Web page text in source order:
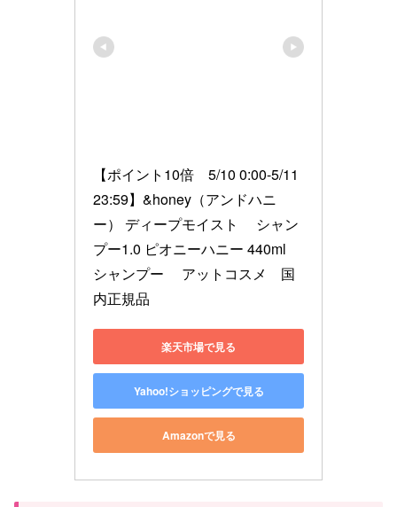
【ポイント10倍　5/10 0:00-5/11
23:59】&honey（アンドハニ
ー） ディープモイスト 　シャン
プー1.0 ピオニーハニー 440ml
シャンプー 　アットコスメ　国
内正規品
楽天市場で見る
Yahoo!ショッピングで見る
Amazonで見る